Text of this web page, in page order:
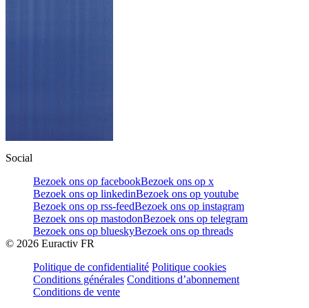
Social
Bezoek ons op facebookBezoek ons op x
Bezoek ons op linkedinBezoek ons op youtube
Bezoek ons op rss-feedBezoek ons op instagram
Bezoek ons op mastodonBezoek ons op telegram
Bezoek ons op blueskyBezoek ons op threads
© 2026 Euractiv FR
Politique de confidentialité Politique cookies
Conditions générales Conditions d’abonnement
Conditions de vente